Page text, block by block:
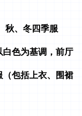
秋、冬四季服
色为基调，前厅
包括上衣、围裙